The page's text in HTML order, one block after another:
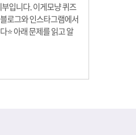
입니다. 이게모냥 퀴즈
로그와 인스타그램에서
⭐ 아래 문제를 읽고 알
월보다 발행규모를 100
년 3월에 발행 예정인 ⎾